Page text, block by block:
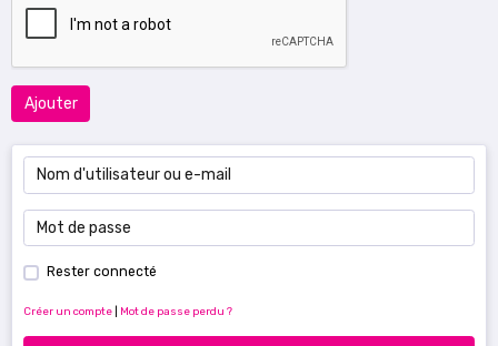
Ajouter
Rester connecté
Créer un compte Mot de passe perdu ?